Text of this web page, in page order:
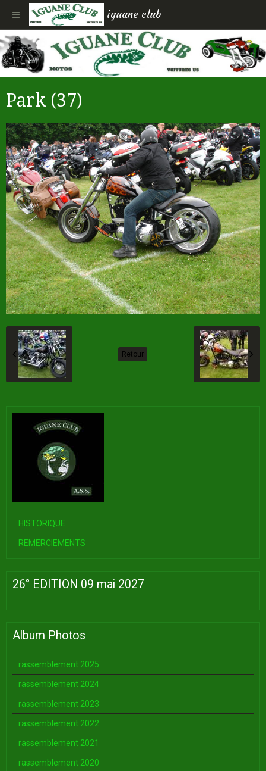
iguane club
Park (37)
Retour
HISTORIQUE
REMERCIEMENTS
26° EDITION 09 mai 2027
Album Photos
rassemblement 2025
rassemblement 2024
rassemblement 2023
rassemblement 2022
rassemblement 2021
rassemblement 2020